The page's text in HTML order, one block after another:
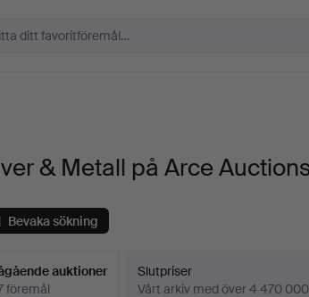
& Metall på Arce
Bevaka sökning
auktioner
föremål
Slutpriser
Vårt arkiv med över 4 470